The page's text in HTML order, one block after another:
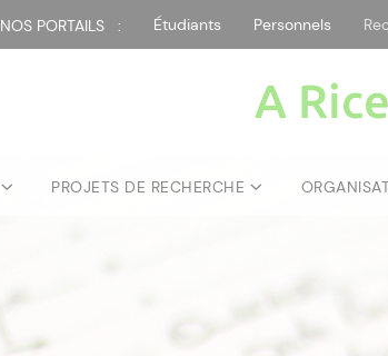
NOS PORTAILS : Étudiants Personnels
A
PROJETS DE RECHERCHE